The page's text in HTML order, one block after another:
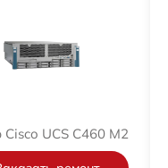
Cisco UCS C460 M2